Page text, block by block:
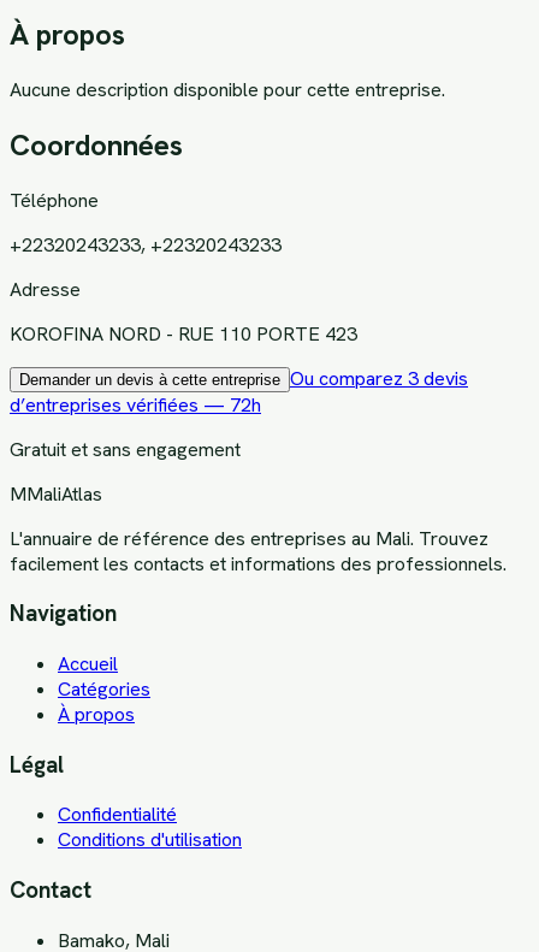
À propos
Aucune description disponible pour cette entreprise.
Coordonnées
Téléphone
+22320243233, +22320243233
Adresse
KOROFINA NORD - RUE 110 PORTE 423
Demander un devis à cette entreprise Ou comparez 3 devis
d’entreprises vérifiées — 72h
Gratuit et sans engagement
MMaliAtlas
L'annuaire de référence des entreprises au Mali. Trouvez
facilement les contacts et informations des professionnels.
Navigation
Accueil
Catégories
À propos
Légal
Confidentialité
Conditions d'utilisation
Contact
Bamako, Mali